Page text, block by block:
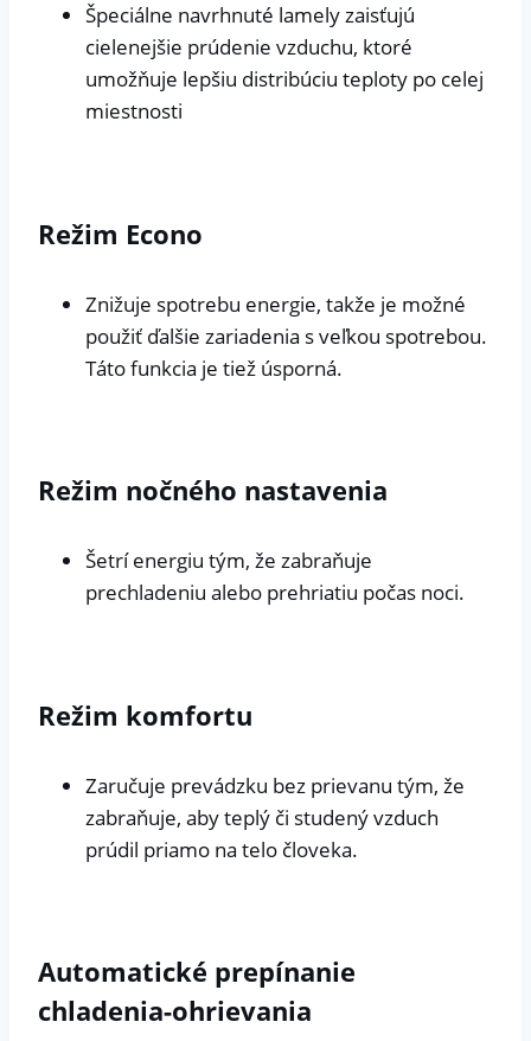
Špeciálne navrhnuté lamely zaisťujú
cielenejšie prúdenie vzduchu, ktoré
umožňuje lepšiu distribúciu teploty po celej
miestnosti
Režim Econo
Znižuje spotrebu energie, takže je možné
použiť ďalšie zariadenia s veľkou spotrebou.
Táto funkcia je tiež úsporná.
Režim nočného nastavenia
Šetrí energiu tým, že zabraňuje
prechladeniu alebo prehriatiu počas noci.
Režim komfortu
Zaručuje prevádzku bez prievanu tým, že
zabraňuje, aby teplý či studený vzduch
prúdil priamo na telo človeka.
Automatické prepínanie
chladenia-ohrievania